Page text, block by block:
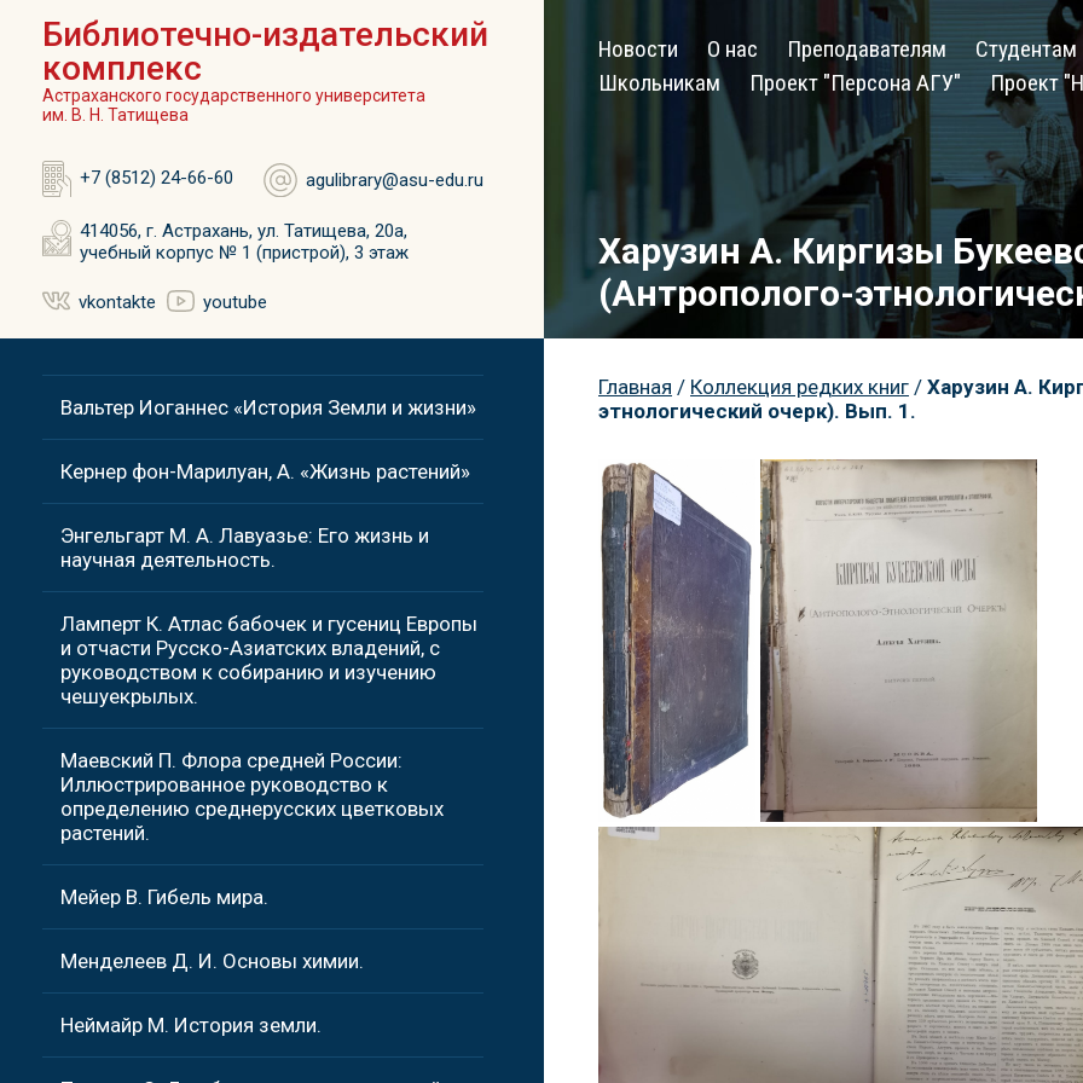
Новости О нас Преподавателям
Студентам
Школьникам
Проект "Персона АГУ" Проект
Библиотечно-издательский
комплекс
Астраханского государственного университета
им. В. Н. Татищева
+7 (8512) 24-66-60 agulibrary@asu-edu.ru
414056, г. Астрахань, ул. Татищева, 20а,
учебный корпус № 1 (пристрой), 3 этаж
vkontakte youtube
Харузин А. Киргизы
(Антрополого-
Вальтер Иоганнес «История Земли и жизни»
Кернер фон-Марилуан, А. «Жизнь растений»
Энгельгарт М. А. Лавуазье: Его жизнь и
научная деятельность.
Ламперт К. Атлас бабочек и гусениц Европы
и отчасти Русско-Азиатских владений, с
руководством к собиранию и изучению
чешуекрылых.
Маевский П. Флора средней России:
Иллюстрированное руководство к
определению среднерусских цветковых
растений.
Мейер В. Гибель мира.
Менделеев Д. И. Основы химии.
Неймайр М. История земли.
Главная / Коллекция редких книг / Харузин А.
этнологический очерк). Вып. 1.